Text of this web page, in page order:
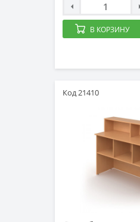
В КОРЗИНУ
Код 21410